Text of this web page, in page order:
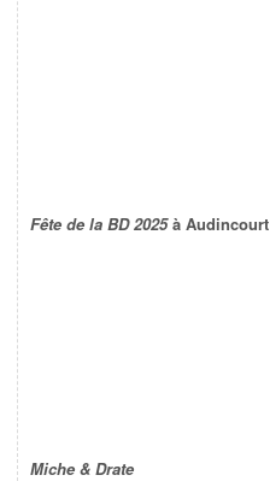
Fête de la BD 2025à Audincourt
Miche & Drate